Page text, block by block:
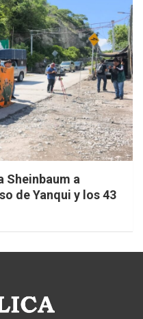
Sheinbaum a
de Yanqui y los 43